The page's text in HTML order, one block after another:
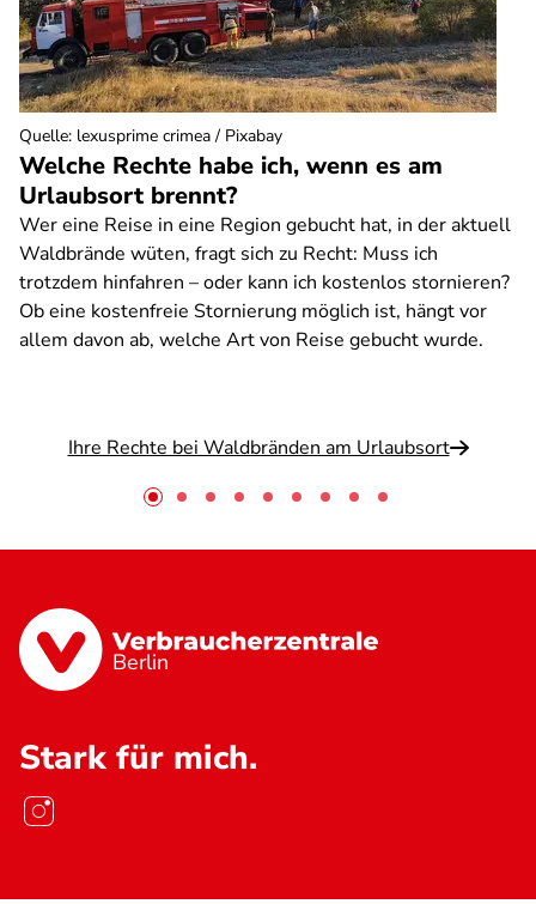
Welche Rechte habe ich, wenn es am
Urlaubsort brennt?
Wer eine Reise in eine Region gebucht hat, in der aktuell
Waldbrände wüten, fragt sich zu Recht: Muss ich
trotzdem hinfahren – oder kann ich kostenlos stornieren?
Ob eine kostenfreie Stornierung möglich ist, hängt vor
allem davon ab, welche Art von Reise gebucht wurde.
Ihre Rechte bei Waldbränden am Urlaubsort
Quelle: lexusprime crimea / Pixabay
Berlin
Stark für mich.